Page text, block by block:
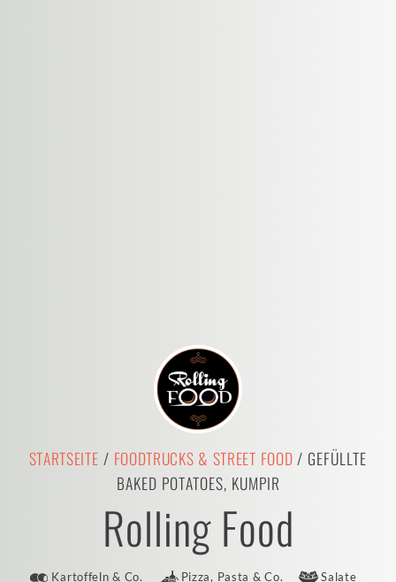
STARTSEITE / FOODTRUCKS & STREET FOOD/ GEFÜLLTE
BAKED POTATOES, KUMPIR
Rolling Food
Kartoffeln & Co. Pizza, Pasta & Co.
Salate